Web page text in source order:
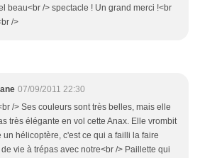
beau<br /> spectacle ! Un grand merci !<br
/>
07/09/2011 22:30
/> Ses couleurs sont très belles, mais elle
très élégante en vol cette Anax. Elle vrombit
un hélicoptère, c'est ce qui a failli la faire
vie à trépas avec notre<br /> Paillette qui